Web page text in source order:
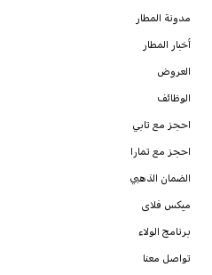
مدونة المطار
أخبار المطار
العروض
الوظائف
احجز مع تابي
احجز مع تمارا
الضمان الذهبي
ميكس فلاى
برنامج الولاء
تواصل معنا